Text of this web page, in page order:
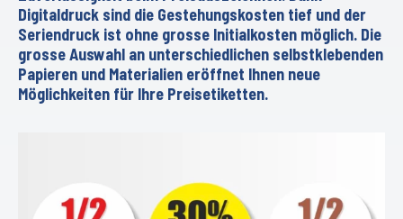
Digitaldruck sind die Gestehungskosten tief und der
Seriendruck ist ohne grosse Initialkosten möglich. Die
grosse Auswahl an unterschiedlichen selbstklebenden
Papieren und Materialien eröffnet Ihnen neue
Möglichkeiten für Ihre Preisetiketten.